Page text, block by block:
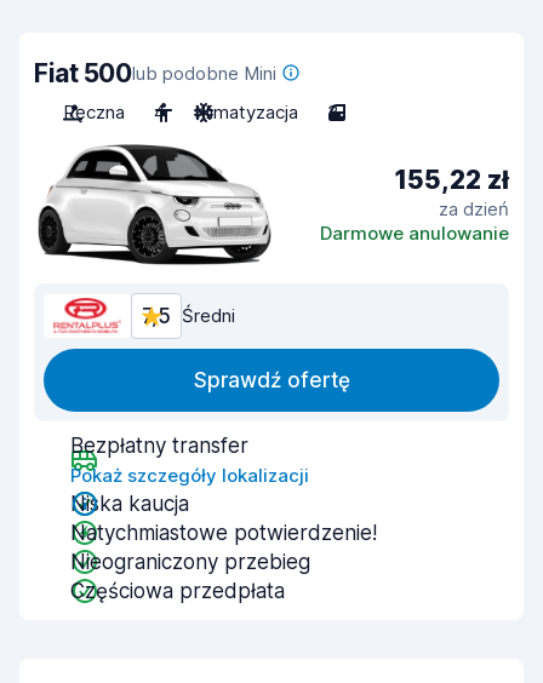
Fiat 500lub podobne Mini
Ręczna
4 Klimatyzacja 3
155,22 zł
za dzień
Darmowe anulowanie
7,5 Średni
Sprawdź ofertę
Bezpłatny transfer
Pokaż szczegóły lokalizacji
Niska kaucja
Natychmiastowe potwierdzenie!
Nieograniczony przebieg
Częściowa przedpłata